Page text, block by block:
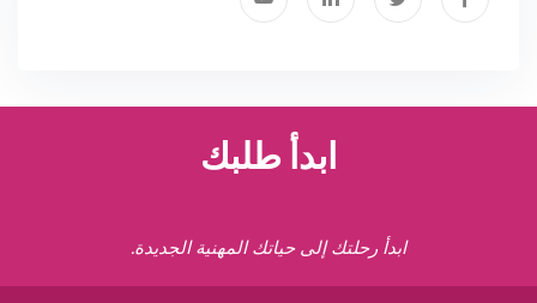
ابدأ طلبك
ابدأ رحلتك إلى حياتك المهنية الجديدة.